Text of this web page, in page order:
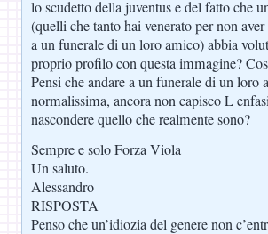
lo scudetto della juventus e del fatto che
(quelli che tanto hai venerato per non
a un funerale di un loro amico) abbia
proprio profilo con questa immagine?
Pensi che andare a un funerale di un loro
normalissima, ancora non capisco L
nascondere quello che realmente sono?
Sempre e solo Forza Viola
Un saluto.
Alessandro
RISPOSTA
Penso che un’idiozia del genere non